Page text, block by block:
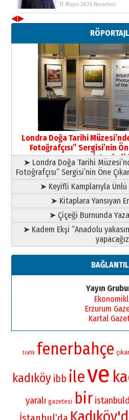
Şampiyonluk
yazar
11 Mayıs 2026 Pazartesi
◀▶
Londra Doğa Tarihi
Fotoğrafçısı” Sergisi’nin
➤ Londra Doğa Tarihi
Fotoğrafçısı” Sergisi’nin Öne
➤ Keyifli Kamplarıyla
➤ Kitaplara Yansıyan
➤ Çiçeği Burnunda
➤ Kadem Ekşi “Anadolu
Yayın
Erzurum
Kartal
trafik fenerbahçe
kadıköy ibb ileve
yaralı gazetesi bir